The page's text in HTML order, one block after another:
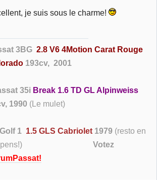
je suis sous le charme!
3BG 2.8 V6 4Motion Carat Rouge
193cv, 2001
35i Break 1.6 TD GL Alpinweiss
1990 (Le mulet)
Golf 1 1.5 GLS Cabriolet 1979 (resto en
Votez